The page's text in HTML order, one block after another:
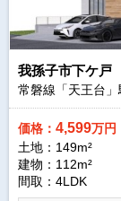
我孫子市下ケ戸
常磐線「天王台
価格： 4,599万円
土地：149m²
建物：112m²
間取：4LDK